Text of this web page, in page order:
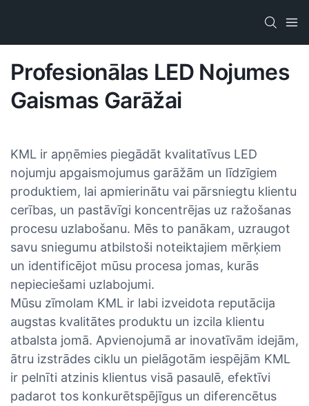
Profesionālas LED Nojumes
Gaismas Garāžai
KML ir apņēmies piegādāt kvalitatīvus LED
nojumju apgaismojumus garāžām un līdzīgiem
produktiem, lai apmierinātu vai pārsniegtu klientu
cerības, un pastāvīgi koncentrējas uz ražošanas
procesu uzlabošanu. Mēs to panākam, uzraugot
savu sniegumu atbilstoši noteiktajiem mērķiem
un identificējot mūsu procesa jomas, kurās
nepieciešami uzlabojumi.
Mūsu zīmolam KML ir labi izveidota reputācija
augstas kvalitātes produktu un izcila klientu
atbalsta jomā. Apvienojumā ar inovatīvām idejām,
ātru izstrādes ciklu un pielāgotām iespējām KML
ir pelnīti atzinis klientus visā pasaulē, efektīvi
padarot tos konkurētspējīgus un diferencētus